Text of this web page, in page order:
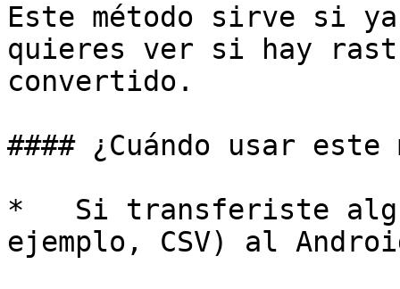
Este método sirve si
quieres ver si hay
convertido.
#### ¿Cuándo usar este
*   Si transferiste
ejemplo, CSV) al